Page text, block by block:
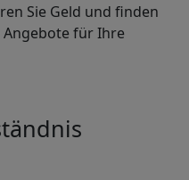
Sie Geld und finden
Angebote für Ihre